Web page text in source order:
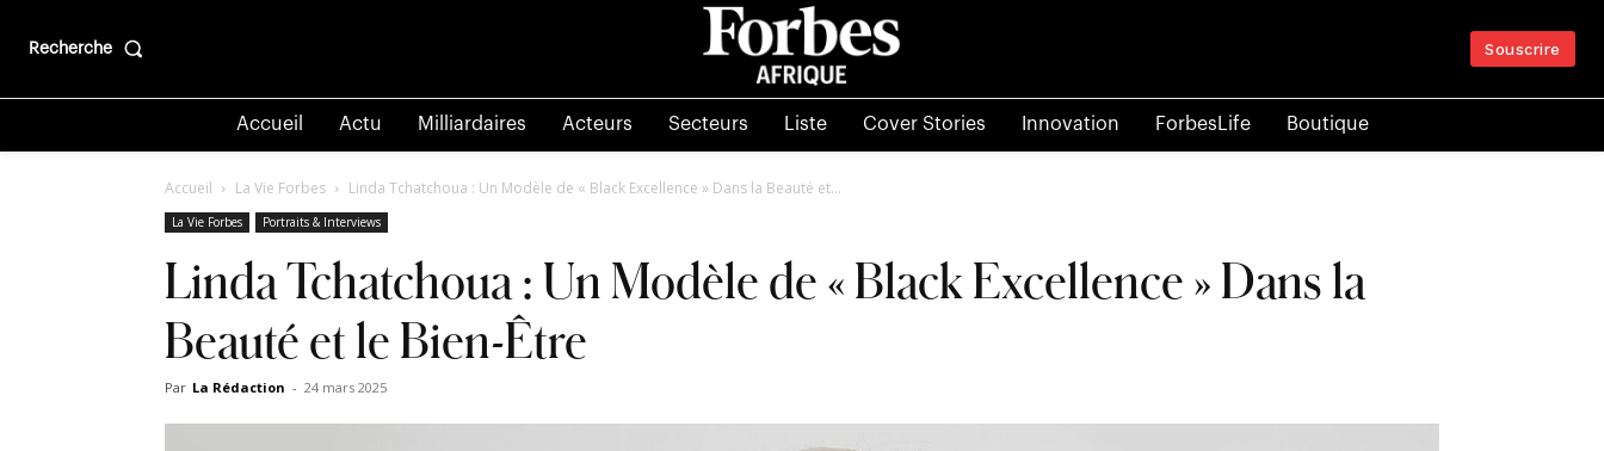
Recherche Souscrire
Accueil Actu Milliardaires Acteurs Secteurs Liste Cover Stories Innovation ForbesLife Boutique
Accueil La Vie Forbes Linda Tchatchoua : Un Modèle de « Black Excellence » Dans la Beauté et...
La Vie Forbes Portraits & Interviews
Linda Tchatchoua : Un Modèle de « Black Excellence » Dans la
Beauté et le Bien-Être
Par La Rédaction - 24 mars 2025